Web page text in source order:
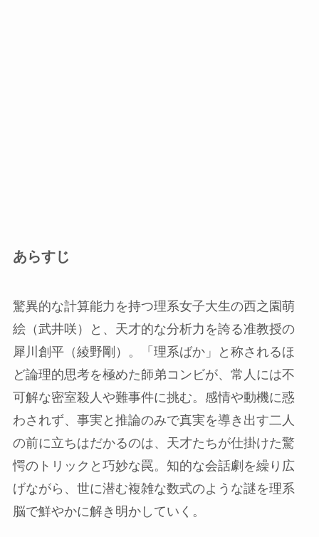
あらすじ
驚異的な計算能力を持つ理系女子大生の西之園萌
絵（武井咲）と、天才的な分析力を誇る准教授の
犀川創平（綾野剛）。「理系ばか」と称されるほ
ど論理的思考を極めた師弟コンビが、常人には不
可解な密室殺人や難事件に挑む。感情や動機に惑
わされず、事実と推論のみで真実を導き出す二人
の前に立ちはだかるのは、天才たちが仕掛けた驚
愕のトリックと巧妙な罠。知的な会話劇を繰り広
げながら、世に潜む複雑な数式のような謎を理系
脳で鮮やかに解き明かしていく。